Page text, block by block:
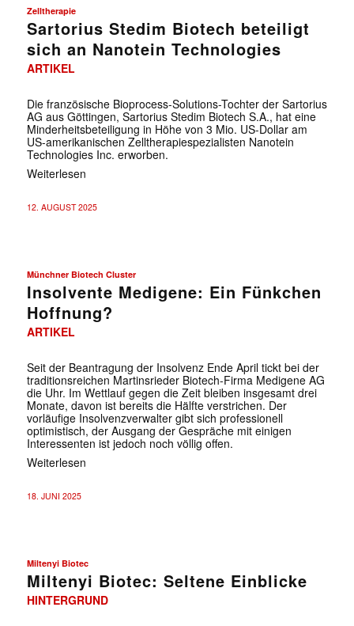
Zelltherapie
Sartorius Stedim Biotech beteiligt
sich an Nanotein Technologies
ARTIKEL
Die französische Bioprocess-Solutions-Tochter der Sartorius
AG aus Göttingen, Sartorius Stedim Biotech S.A., hat eine
Minderheitsbeteiligung in Höhe von 3 Mio. US-Dollar am
US-amerikanischen Zelltherapiespezialisten Nanotein
Technologies Inc. erworben.
Weiterlesen
12. AUGUST 2025
Münchner Biotech Cluster
Insolvente Medigene: Ein Fünkchen
Hoffnung?
ARTIKEL
Seit der Beantragung der Insolvenz Ende April tickt bei der
traditionsreichen Martinsrieder Biotech-Firma Medigene AG
die Uhr. Im Wettlauf gegen die Zeit bleiben insgesamt drei
Monate, davon ist bereits die Hälfte verstrichen. Der
vorläufige Insolvenzverwalter gibt sich professionell
optimistisch, der Ausgang der Gespräche mit einigen
Interessenten ist jedoch noch völlig offen.
Weiterlesen
18. JUNI 2025
Miltenyi Biotec
Miltenyi Biotec: Seltene Einblicke
HINTERGRUND